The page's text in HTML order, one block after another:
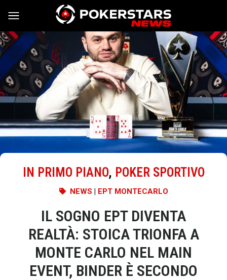
Vai al contenuto
IN PRIMO PIANO, POKER SPORTIVO
NEWS | EPT MONTECARLO
IL SOGNO EPT DIVENTA
REALTÀ: STOICA TRIONFA A
MONTE CARLO NEL MAIN
EVENT, BINDER È SECONDO